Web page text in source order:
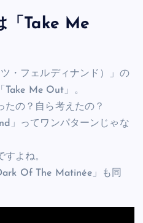
「Take Me
・フェルディナンド）」の
Take Me Out」。
たの？自ら考えたの？
」ってワンパターンじゃな
よね。
Of The Matinée」も同